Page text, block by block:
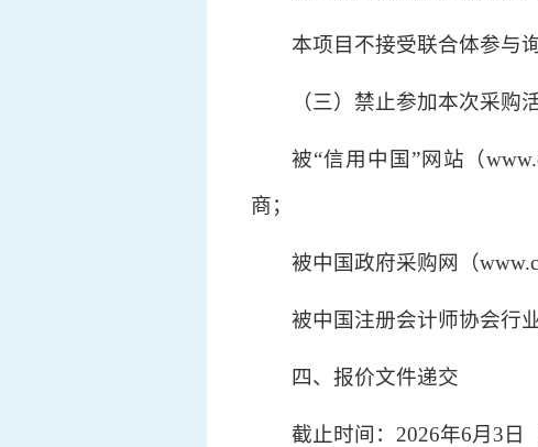
本项目不接受联合体参与询
（三）禁止参加本次采购
被“信用中国”网站（
商；
被中国政府采购网（
被中国注册会计师协会行
四、报价文件递交
截止时间：2026年6月3日